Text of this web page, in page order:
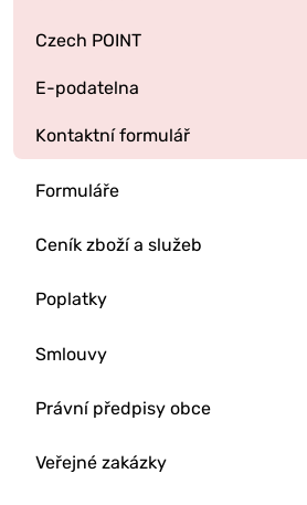
Czech POINT
E-podatelna
Kontaktní formulář
Formuláře
Ceník zboží a služeb
Poplatky
Smlouvy
Právní předpisy obce
Veřejné zakázky